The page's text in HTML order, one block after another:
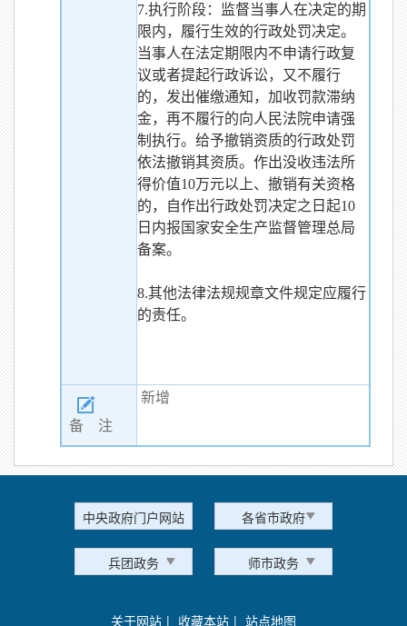
7.执行阶段：监督当事人在决定的期
限内，履行生效的行政处罚决定。
当事人在法定期限内不申请行政复
议或者提起行政诉讼，又不履行
的，发出催缴通知，加收罚款滞纳
金，再不履行的向人民法院申请强
制执行。给予撤销资质的行政处罚
依法撤销其资质。作出没收违法所
得价值10万元以上、撤销有关资格
的，自作出行政处罚决定之日起10
日内报国家安全生产监督管理总局
备案。
8.其他法律法规规章文件规定应履行
的责任。
备 注
新增
中央政府门户网站 各省市政府
兵团政务 师市政务
关于网站 | 收藏本站 | 站点地图